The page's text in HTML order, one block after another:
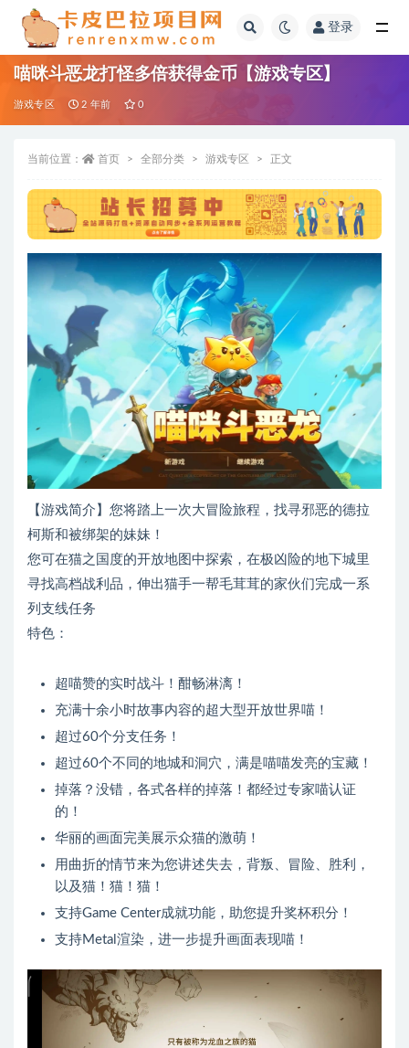
登录
喵咪斗恶龙打怪多倍获得金币【游戏专区】
游戏专区 2 年前 0
当前位置： 首页 全部分类 游戏专区 正文
【游戏简介】您将踏上一次大冒险旅程，找寻邪恶的德拉
柯斯和被绑架的妹妹！
您可在猫之国度的开放地图中探索，在极凶险的地下城里
寻找高档战利品，伸出猫手一帮毛茸茸的家伙们完成一系
列支线任务
特色：
超喵赞的实时战斗！酣畅淋漓！
充满十余小时故事内容的超大型开放世界喵！
超过60个分支任务！
超过60个不同的地城和洞穴，满是喵喵发亮的宝藏！
掉落？没错，各式各样的掉落！都经过专家喵认证
的！
华丽的画面完美展示众猫的激萌！
用曲折的情节来为您讲述失去，背叛、冒险、胜利，
以及猫！猫！猫！
支持Game Center成就功能，助您提升奖杯积分！
支持Metal渲染，进一步提升画面表现喵！
全部